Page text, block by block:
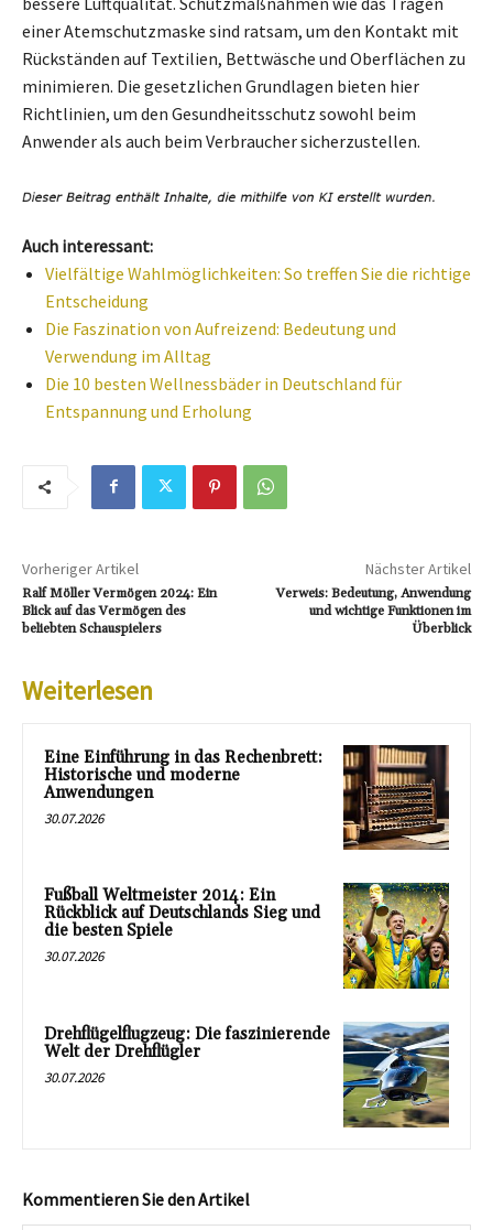
einer Atemschutzmaske sind ratsam, um den Kontakt mit
Rückständen auf Textilien, Bettwäsche und Oberflächen zu
minimieren. Die gesetzlichen Grundlagen bieten hier
Richtlinien, um den Gesundheitsschutz sowohl beim
Anwender als auch beim Verbraucher sicherzustellen.
Auch interessant:
Vielfältige Wahlmöglichkeiten: So treffen Sie die richtige
Entscheidung
Die Faszination von Aufreizend: Bedeutung und
Verwendung im Alltag
Die 10 besten Wellnessbäder in Deutschland für
Entspannung und Erholung
Vorheriger Artikel
Ralf Möller Vermögen 2024: Ein
Blick auf das Vermögen des
beliebten Schauspielers
Nächster Artikel
Verweis: Bedeutung, Anwendung
und wichtige Funktionen im
Überblick
Weiterlesen
Eine Einführung in das Rechenbrett:
Historische und moderne
Anwendungen
30.07.2026
Fußball Weltmeister 2014: Ein
Rückblick auf Deutschlands Sieg und
die besten Spiele
30.07.2026
Drehflügelflugzeug: Die faszinierende
Welt der Drehflügler
30.07.2026
Kommentieren Sie den Artikel